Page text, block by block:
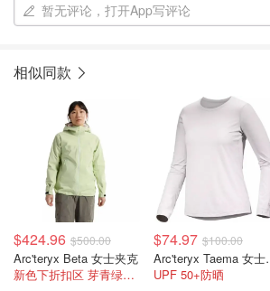
暂无评论，打开App写评论
相似同款
$424.96 $500.00
Arc'teryx Beta 女士夹克
新色下折扣区 芽青绿好嫩!蹲补
$74.97 $100.00
UPF 50+防晒